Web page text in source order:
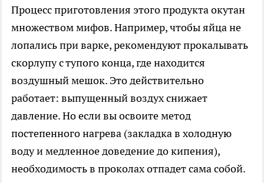
Процесс приготовления этого продукта окутан
множеством мифов. Например, чтобы яйца не
лопались при варке, рекомендуют прокалывать
скорлупу с тупого конца, где находится
воздушный мешок. Это действительно
работает: выпущенный воздух снижает
давление. Но если вы освоите метод
постепенного нагрева (закладка в холодную
воду и медленное доведение до кипения),
необходимость в проколах отпадет сама собой.